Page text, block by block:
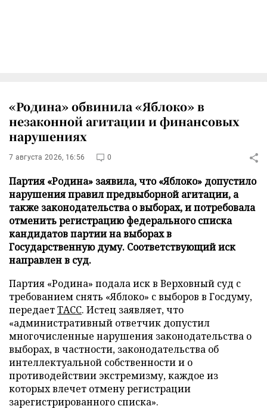
«Родина» обвинила «Яблоко» в
незаконной агитации и финансовых
нарушениях
7 августа 2026, 16:56 0
Партия «Родина» заявила, что «Яблоко» допустило
нарушения правил предвыборной агитации, а
также законодательства о выборах, и потребовала
отменить регистрацию федерального списка
кандидатов партии на выборах в
Государственную думу. Соответствующий иск
направлен в суд.
Партия «Родина» подала иск в Верховный суд с
требованием снять «Яблоко» с выборов в Госдуму,
передаетТАСС. Истец заявляет, что
«административный ответчик допустил
многочисленные нарушения законодательства о
выборах, в частности, законодательства об
интеллектуальной собственности и о
противодействии экстремизму, каждое из
которых влечет отмену регистрации
зарегистрированного списка».